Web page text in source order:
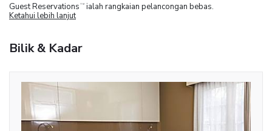
Guest Reservations TM ialah rangkaian pelancongan bebas.
Ketahui lebih lanjut
Bilik & Kadar